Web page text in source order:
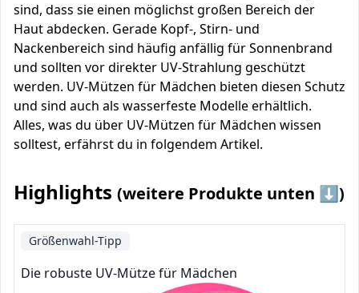
sind, dass sie einen möglichst großen Bereich der
Haut abdecken. Gerade Kopf-, Stirn- und
Nackenbereich sind häufig anfällig für Sonnenbrand
und sollten vor direkter UV-Strahlung geschützt
werden. UV-Mützen für Mädchen bieten diesen Schutz
und sind auch als wasserfeste Modelle erhältlich.
Alles, was du über UV-Mützen für Mädchen wissen
solltest, erfährst du in folgendem Artikel.
Highlights (weitere Produkte unten ⬇️)
Größenwahl-Tipp
Die robuste UV-Mütze für Mädchen